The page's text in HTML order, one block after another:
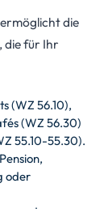
die
die für Ihr
(WZ 56.10),
(WZ 56.30)
55.10-55.30).
oder